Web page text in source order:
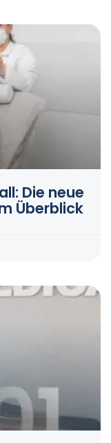
Die neue
Überblick